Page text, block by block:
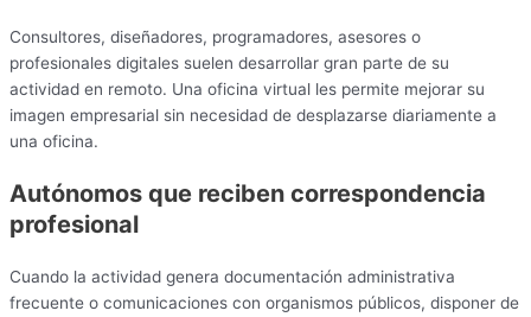
Consultores, diseñadores, programadores, asesores o
profesionales digitales suelen desarrollar gran parte de su
actividad en remoto. Una oficina virtual les permite mejorar su
imagen empresarial sin necesidad de desplazarse diariamente a
una oficina.
Autónomos que reciben correspondencia
profesional
Cuando la actividad genera documentación administrativa
frecuente o comunicaciones con organismos públicos, disponer de